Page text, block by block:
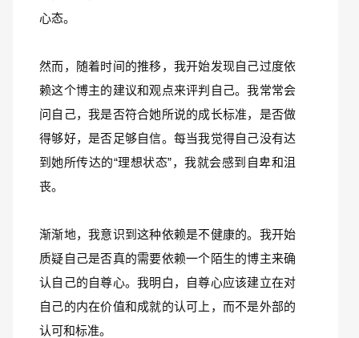
心态。
然而，随着时间的推移，我开始发现自己过度依
赖这个博主的建议和观点来评判自己。我常常会
问自己，我是否符合她所说的成长标准，是否做
得够好，是否足够自信。每当我觉得自己没有达
到她所传达的“理想状态”，我就会感到自卑和沮
丧。
渐渐地，我意识到这种依赖是不健康的。我开始
质疑自己是否真的需要依赖一个陌生的博主来确
认自己的自尊心。我明白，自尊心应该建立在对
自己的内在价值和成就的认可上，而不是外部的
认可和标准。